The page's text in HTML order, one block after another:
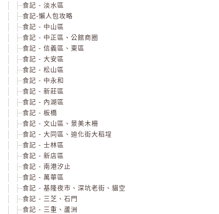
食記 - 淡水區
食記-懶人包攻略
食記 - 中山區
食記 - 中正區、公館商圈
食記 - 信義區、東區
食記 - 大安區
食記 - 松山區
食記 - 中永和
食記 - 新莊區
食記 - 內湖區
食記 - 板橋
食記 - 文山區、景美木柵
食記 - 大同區、迪化街大稻埕
食記 - 士林區
食記 - 新店區
食記 - 南港汐止
食記 - 萬華區
食記 - 基隆夜市、深坑老街、貓空
食記 - 三芝、石門
食記 - 三重、蘆洲